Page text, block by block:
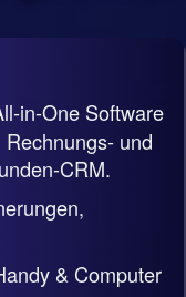
in-One Software
und
CRM.
& Computer